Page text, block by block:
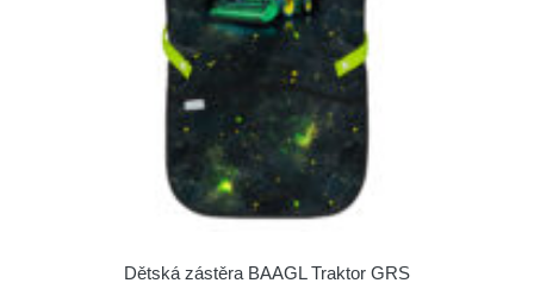
Dětská zástěra BAAGL Traktor GRS